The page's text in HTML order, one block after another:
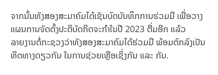
ຈາກນັ້ນທັງສອງສະມາຄົມໄດ້ເຊັນບົດບັນທຶກການຮ່ວມມື ເພື່ອວາງ
ແຜນການຈັດຕັ້ງປະຕິບັດກິດຈະກຳໃນປີ 2023 ຕື່ມອີກ ແລ້ວ
ລາຍງານຕໍ່ກະຊວງວ່າທັງສອງສະມາຄົມໄດ້ຮ່ວມມື ພ້ອມຕົກລົງເປັນ
ທິດທາງດຽວກັນ ໃນການຊ່ວຍເຫຼືອເຊິ່ງກັນ ແລະ ກັນ.